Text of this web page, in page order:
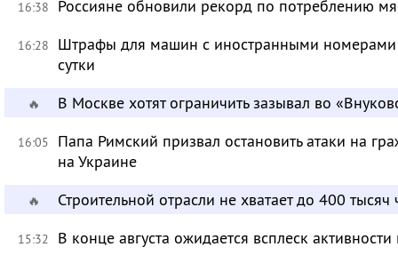
16:38 Россияне обновили рекорд по потреблению
16:28
Штрафы для машин с иностранными номерами
сутки
🔥 В Москве хотят ограничить зазывал во
16:05
Папа Римский призвал остановить атаки на
на Украине
🔥 Строительной отрасли не хватает до 400 тысяч
15:32 В конце августа ожидается всплеск